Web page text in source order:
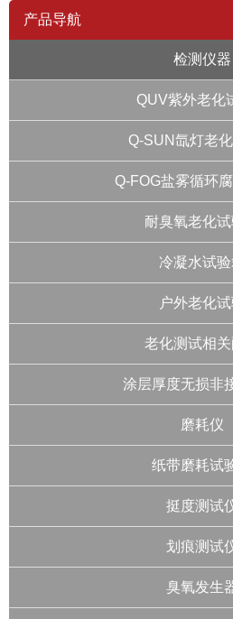
产品导航
检测仪器
QUV紫外老化
Q-SUN氙灯老
Q-FOG盐雾循环
耐臭氧老化
冷凝水试
户外老化
老化测试相
涂层厚度无损非
磨耗仪
纸带磨耗试
挺度测试
划痕测试
臭氧发生